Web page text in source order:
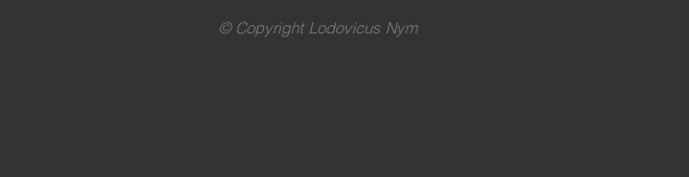
© Copyright Lodovicus Nym